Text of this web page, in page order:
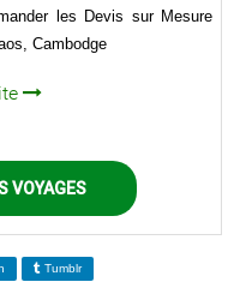
les Devis sur Mesure
Cambodge
VOYAGES
Tumblr